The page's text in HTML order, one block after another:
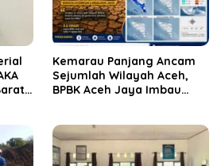
Kemarau Panjang Ancam
Sejumlah Wilayah Aceh,
BPBK Aceh Jaya Imbau